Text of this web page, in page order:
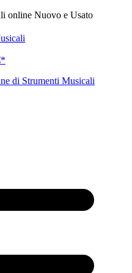
online Nuovo e Usato